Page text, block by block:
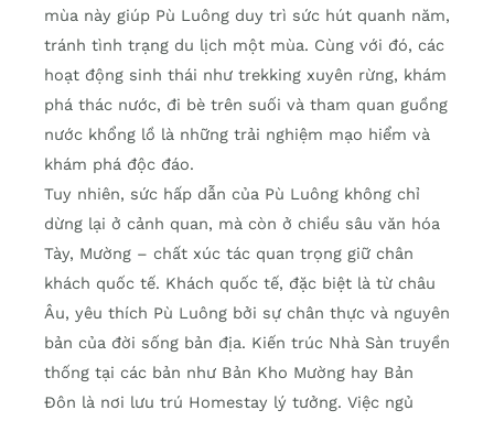
mùa này giúp Pù Luông duy trì sức hút quanh năm,
tránh tình trạng du lịch một mùa. Cùng với đó, các
hoạt động sinh thái như trekking xuyên rừng, khám
phá thác nước, đi bè trên suối và tham quan guồng
nước khổng lồ là những trải nghiệm mạo hiểm và
khám phá độc đáo.
Tuy nhiên, sức hấp dẫn của Pù Luông không chỉ
dừng lại ở cảnh quan, mà còn ở chiều sâu văn hóa
Tày, Mường – chất xúc tác quan trọng giữ chân
khách quốc tế. Khách quốc tế, đặc biệt là từ châu
Âu, yêu thích Pù Luông bởi sự chân thực và nguyên
bản của đời sống bản địa. Kiến trúc Nhà Sàn truyền
thống tại các bản như Bản Kho Mường hay Bản
Đôn là nơi lưu trú Homestay lý tưởng. Việc ngủ